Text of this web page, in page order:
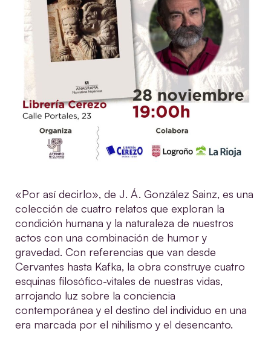
«Por así decirlo», de J. Á. González Sainz, es una
colección de cuatro relatos que exploran la
condición humana y la naturaleza de nuestros
actos con una combinación de humor y
gravedad. Con referencias que van desde
Cervantes hasta Kafka, la obra construye cuatro
esquinas filosófico-vitales de nuestras vidas,
arrojando luz sobre la conciencia
contemporánea y el destino del individuo en una
era marcada por el nihilismo y el desencanto.